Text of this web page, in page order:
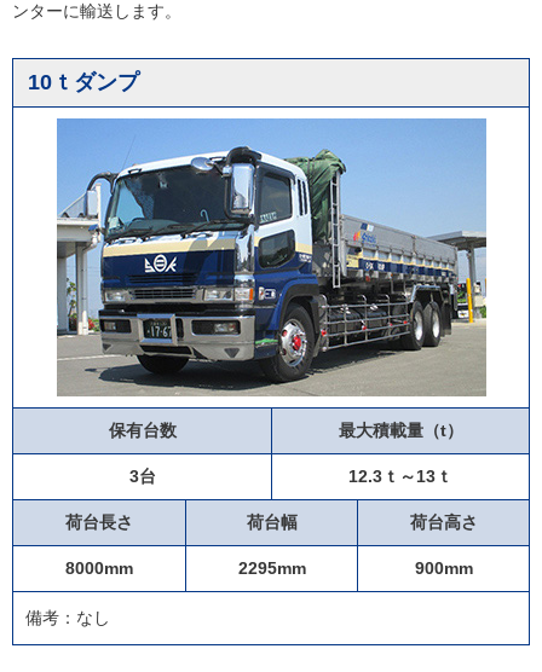
ンターに輸送します。
10ｔダンプ
保有台数 最大積載量（t）
3台 12.3ｔ～13ｔ
荷台長さ 荷台幅 荷台高さ
8000mm 2295mm 900mm
備考：なし